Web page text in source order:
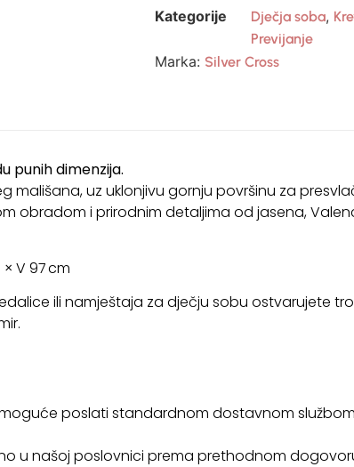
Kategorije
Dječja soba,
Previjanje
Marka: Silver Cross
punih dimenzija.
mališana, uz uklonjivu gornju površinu za
obradom i prirodnim detaljima od jasena,
× V 97 cm
ili namještaja za dječju sobu ostvarujete
poslati standardnom dostavnom
u našoj poslovnici prema prethodnom